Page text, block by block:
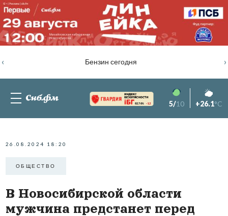
Бензин сегодня
‹ ›
82.76% -1.2 5/10 +26.1°C
26.08.2024 18:20
ОБЩЕСТВО
В Новосибирской области
мужчина предстанет перед